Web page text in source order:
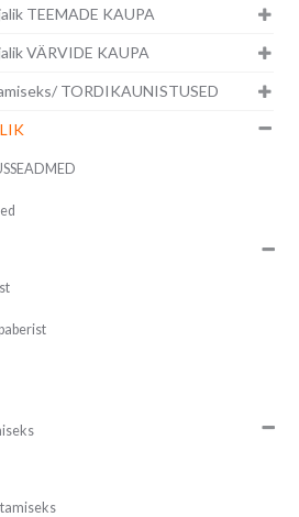
TEEMADE KAUPA
VÄRVIDE KAUPA
TORDIKAUNISTUSED